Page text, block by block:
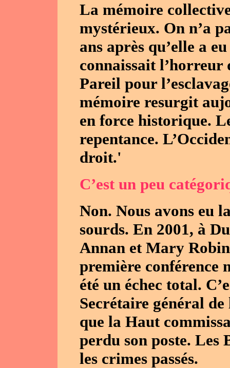
La mémoire
mystérieux. On n’a
ans après qu’elle a
connaissait l’horreur
Pareil pour
mémoire resurgit
en force historique.
repentance.
droit.'
C’est un peu
Non. Nous avons eu
sourds. En 2001, à
Annan et Mary
première conférence
été un échec total.
Secrétaire général
que la Haut
perdu son poste. Les
les crimes passés.